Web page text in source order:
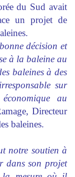
du Sud avait
un projet de
décision et
à la baleine au
baleines à des
sur
au
Directeur
baleines.
notre soutien à
dans son projet